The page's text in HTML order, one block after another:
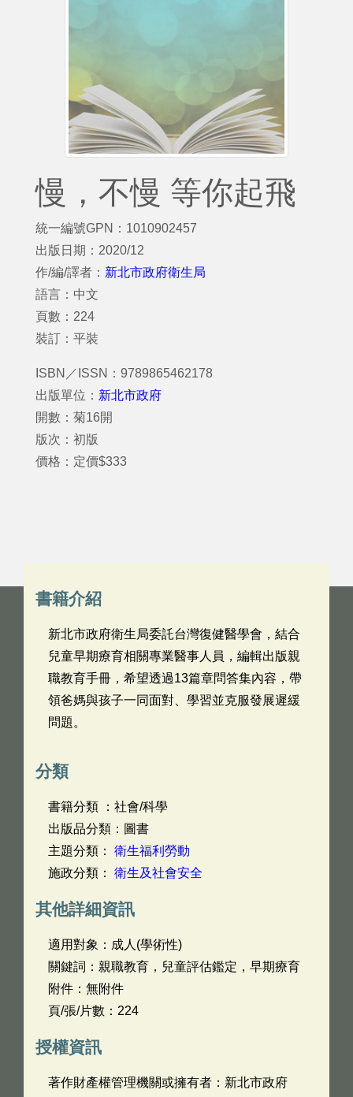
慢，不慢 等你起飛
統一編號GPN：1010902457
出版日期：2020/12
作/編/譯者： 新北市政府衛生局
語言：中文
頁數：224
裝訂：平裝
ISBN／ISSN：9789865462178
出版單位： 新北市政府
開數：菊16開
版次：初版
價格：定價$333
書籍介紹
新北市政府衛生局委託台灣復健醫學會，結合
兒童早期療育相關專業醫事人員，編輯出版親
職教育手冊，希望透過13篇章問答集內容，帶
領爸媽與孩子一同面對、學習並克服發展遲緩
問題。
分類
書籍分類 ：社會/科學
出版品分類：圖書
主題分類： 衛生福利勞動
施政分類： 衛生及社會安全
其他詳細資訊
適用對象：成人(學術性)
關鍵詞：親職教育，兒童評估鑑定，早期療育
附件：無附件
頁/張/片數：224
授權資訊
著作財產權管理機關或擁有者：新北市政府